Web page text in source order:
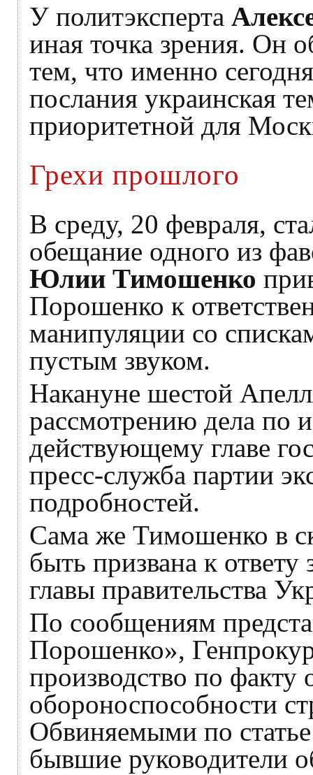
У политэксперта
иная точка зрения. Он
тем, что именно
послания украинская
приоритетной для
Грехи прошлого
В среду, 20 февраля,
обещание одного из
Юлии Тимошенко
Порошенко к
манипуляции со
пустым звуком.
Накануне шестой
рассмотрению дела по
действующему главе
пресс-служба партии
подробностей.
Сама же Тимошенко в
быть призвана к ответу
главы правительства
По сообщениям
Порошенко»,
производство по факту
обороноспособности
Обвиняемыми по статье
бывшие руководители